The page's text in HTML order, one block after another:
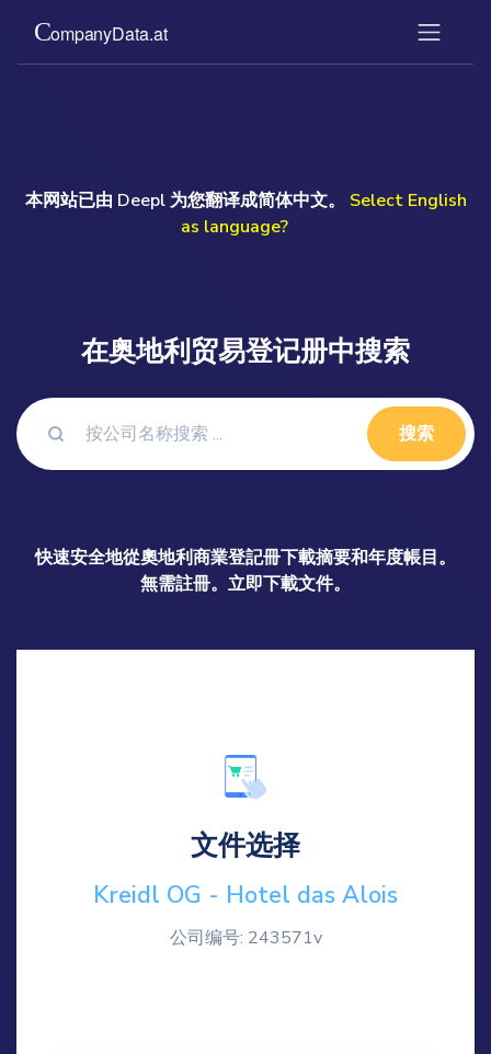
本网站已由 Deepl 为您翻译成简体中文。 Select English
as language?">
在奥地利贸易登记册中搜索
搜索
快速安全地從奧地利商業登記冊下載摘要和年度帳目。
無需註冊。立即下載文件。
文件选择
Kreidl OG - Hotel das Alois
公司编号: 243571v